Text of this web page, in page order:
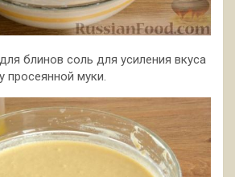
блинов соль для усиления вкуса
просеянной муки.